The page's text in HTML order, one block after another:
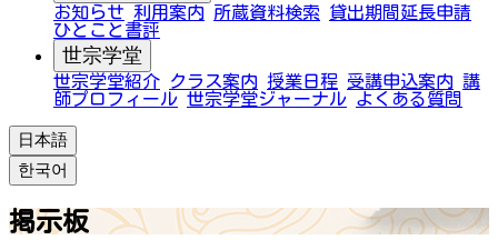
お知らせ 利用案内 所蔵資料検索
貸出期間延長申請
ひとこと書評
世宗学堂
世宗学堂紹介 クラス案内 授業日程 受講申込案内 講
師プロフィール 世宗学堂ジャーナル よくある質問
日本語
한국어
掲示板